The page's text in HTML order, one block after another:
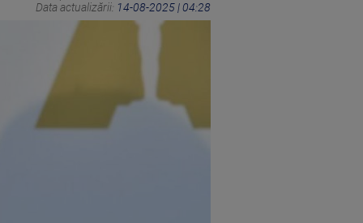
Data actualizării: 14-08-2025 | 04:28